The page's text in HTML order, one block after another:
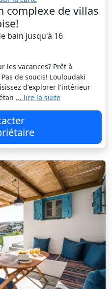
complexe de villas
bain jusqu'à 16
les vacances? Prêt à
de soucis! Louloudaki
d'explorer l'intérieur
... lire la suite